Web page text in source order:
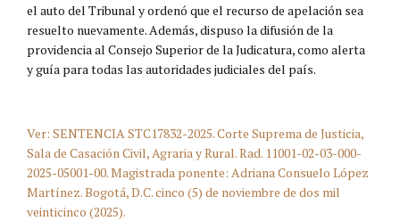
el auto del Tribunal y ordenó que el recurso de apelación sea
resuelto nuevamente. Además, dispuso la difusión de la
providencia al Consejo Superior de la Judicatura, como alerta
y guía para todas las autoridades judiciales del país.
Ver: SENTENCIA STC17832-2025. Corte Suprema de Justicia,
Sala de Casación Civil, Agraria y Rural. Rad. 11001-02-03-000-
2025-05001-00. Magistrada ponente: Adriana Consuelo López
Martínez. Bogotá, D.C. cinco (5) de noviembre de dos mil
veinticinco (2025).